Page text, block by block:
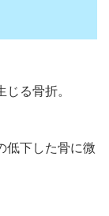
る骨折。
低下した骨に微